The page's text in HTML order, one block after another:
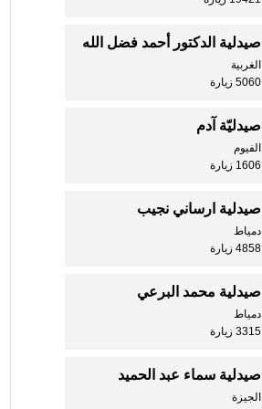
صيدلية الدكتور أحمد فضل الله
الغربية
5060 زيارة
صيدليّة آدم
الفيوم
1606 زيارة
صيدلية ارساني نجيب
دمياط
4858 زيارة
صيدلية محمد البرعي
دمياط
3315 زيارة
صيدلية سماء عبد الحميد
الجيزة